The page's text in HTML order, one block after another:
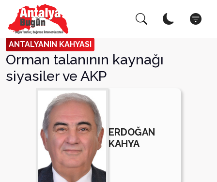
ANTALYANIN KAHYASI
Orman talanının kaynağı
siyasiler ve AKP
ERDOĞAN
KAHYA
Arama Yap! Kapat